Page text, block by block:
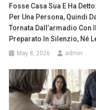
Fosse Casa Sua E Ha
Per Una Persona, Quindi
Tornata Dall’armadio Con
Preparato In Silenzio, Né
May 8, 2026 admin